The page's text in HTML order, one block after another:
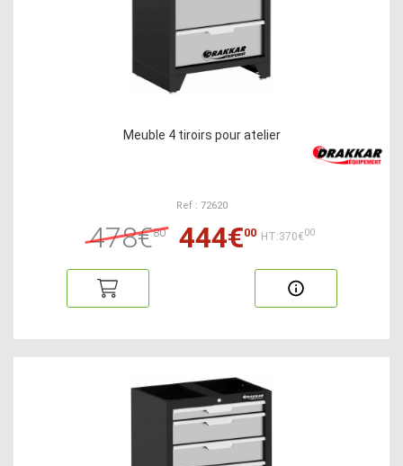
Meuble 4 tiroirs pour atelier
Ref : 72620
478€80 444€00 HT:370€00